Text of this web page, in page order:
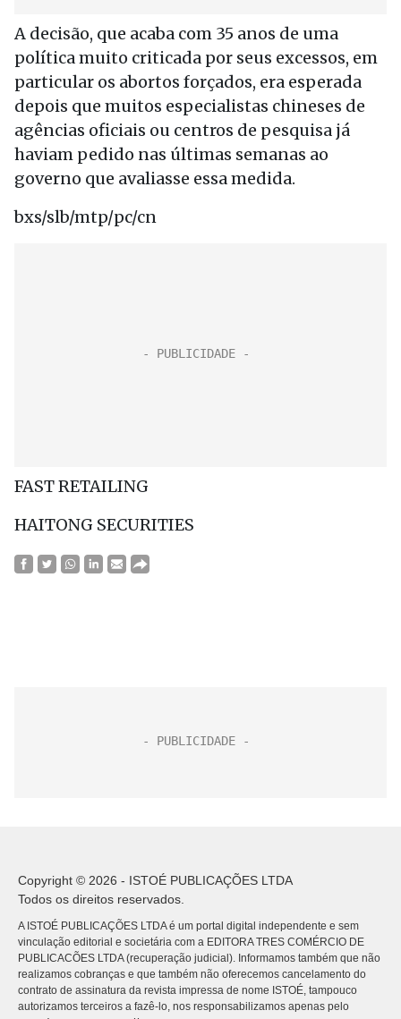
A decisão, que acaba com 35 anos de uma
política muito criticada por seus excessos, em
particular os abortos forçados, era esperada
depois que muitos especialistas chineses de
agências oficiais ou centros de pesquisa já
haviam pedido nas últimas semanas ao
governo que avaliasse essa medida.
bxs/slb/mtp/pc/cn
FAST RETAILING
HAITONG SECURITIES
Copyright © 2026 - ISTOÉ PUBLICAÇÕES LTDA
Todos os direitos reservados.
A ISTOÉ PUBLICAÇÕES LTDA é um portal digital independente e sem
vinculação editorial e societária com a EDITORA TRES COMÉRCIO DE
PUBLICACÕES LTDA (recuperação judicial). Informamos também que não
realizamos cobranças e que também não oferecemos cancelamento do
contrato de assinatura da revista impressa de nome ISTOÉ, tampouco
autorizamos terceiros a fazê-lo, nos responsabilizamos apenas pelo